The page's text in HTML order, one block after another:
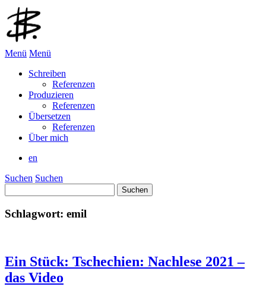
Menü Menü
Schreiben
Referenzen
Produzieren
Referenzen
Übersetzen
Referenzen
Über mich
en
Suchen Suchen
nach:
Schlagwort: emil
Ein Stück: Tschechien: Nachlese 2021 –
das Video